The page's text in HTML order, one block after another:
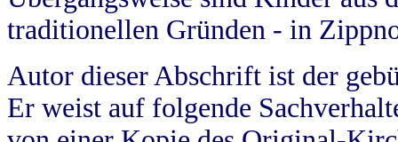
traditionellen Gründen - in
Autor dieser Abschrift ist der
Er weist auf folgende